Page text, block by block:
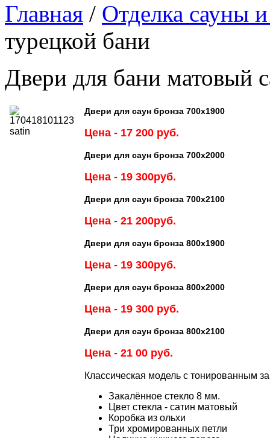
Главная / Отделка сауны
турецкой бани
Двери для бани матовый
Двери для саун бронза 700х1900
Цена - 17 200 руб.
Двери для саун бронза 700х2000
Цена - 19 300руб.
Двери для саун бронза 700х2100
Цена - 21 200руб.
Двери для саун бронза 800х1900
Цена - 19 300руб.
Двери для саун бронза 800х2000
Цена - 19 300 руб.
Двери для саун бронза 800х2100
Цена - 21 00 руб.
Классическая модель с тонированным
Закалённое стекло 8 мм.
Цвет стекла - сатин матовый
Коробка из ольхи
Три хромированных петли